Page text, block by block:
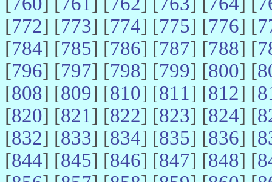
[772] [773] [774] [775] [776] [
[784] [785] [786] [787] [788] [
[796] [797] [798] [799] [800] [
[808] [809] [810] [811] [812] [
[820] [821] [822] [823] [824] [
[832] [833] [834] [835] [836] [
[844] [845] [846] [847] [848] [